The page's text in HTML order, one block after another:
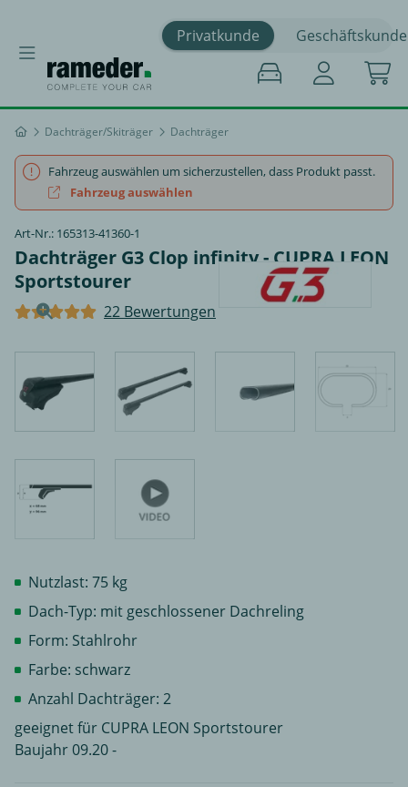
Privatkunde Geschäftskunde
Dachträger/Skiträger Dachträger
Fahrzeug auswählen um sicherzustellen, dass Produkt passt.
Fahrzeug auswählen
Art-Nr.: 165313-41360-1
Dachträger G3 Clop infinity - CUPRA LEON
Sportstourer
22 Bewertungen
Nutzlast: 75 kg
Dach-Typ: mit geschlossener Dachreling
Form: Stahlrohr
Farbe: schwarz
Anzahl Dachträger: 2
geeignet für CUPRA LEON Sportstourer
Baujahr 09.20 -